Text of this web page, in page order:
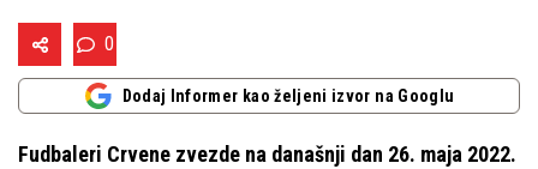
0
Dodaj Informer kao željeni izvor na Googlu
Fudbaleri Crvene zvezde na današnji dan 26. maja 2022.